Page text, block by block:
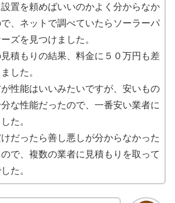
設置を頼めばいいのかよく分からなか
で、ネットで調べていたらソーラーパ
ズを見つけました。
見積もりの結果、料金に５０万円も差
した。
性能はいいみたいですが、安いもの
な性能だったので、一番安い業者に
た。
けだったら善し悪しが分からなかった
で、複数の業者に見積もりを取って
た。